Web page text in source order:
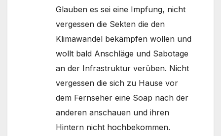
Glauben es sei eine Impfung, nicht
vergessen die Sekten die den
Klimawandel bekämpfen wollen und
wollt bald Anschläge und Sabotage
an der Infrastruktur verüben. Nicht
vergessen die sich zu Hause vor
dem Fernseher eine Soap nach der
anderen anschauen und ihren
Hintern nicht hochbekommen.